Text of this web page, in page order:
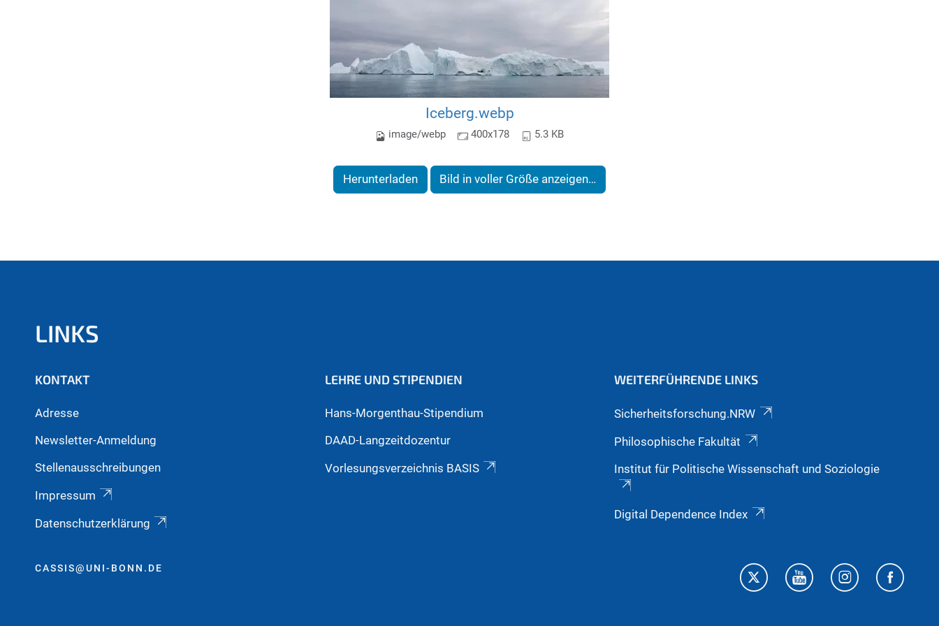
Iceberg.webp
image/webp 400x178 5.3 KB
Herunterladen Bild in voller Größe anzeigen…
LINKS
KONTAKT
Adresse
Newsletter-Anmeldung
Stellenausschreibungen
Impressum
Datenschutzerklärung
LEHRE UND STIPENDIEN
Hans-Morgenthau-Stipendium
DAAD-Langzeitdozentur
Vorlesungsverzeichnis BASIS
WEITERFÜHRENDE LINKS
Sicherheitsforschung.NRW
Philosophische Fakultät
Institut für Politische Wissenschaft und Soziologie
Digital Dependence Index
CASSIS@UNI-BONN.DE